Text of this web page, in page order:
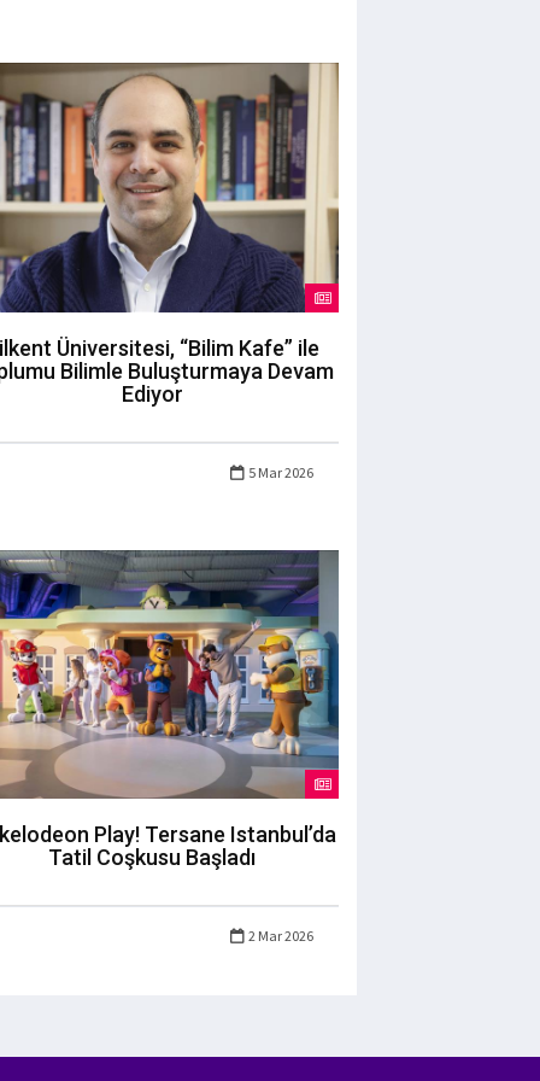
Üniversitesi, “Bilim Kafe” ile
Bilimle Buluşturmaya Devam
Ediyor
5 Mar 2026
Play! Tersane Istanbul’da
Tatil Coşkusu Başladı
2 Mar 2026